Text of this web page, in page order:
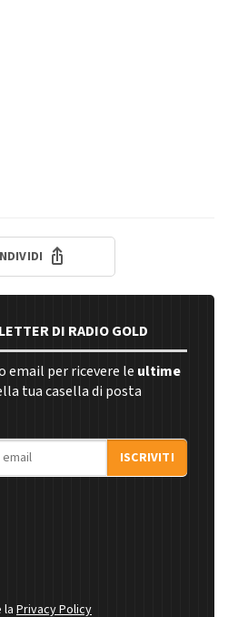
DI RADIO GOLD
email per ricevere le ultime
tua casella di posta
ISCRIVITI
laPrivacy Policy